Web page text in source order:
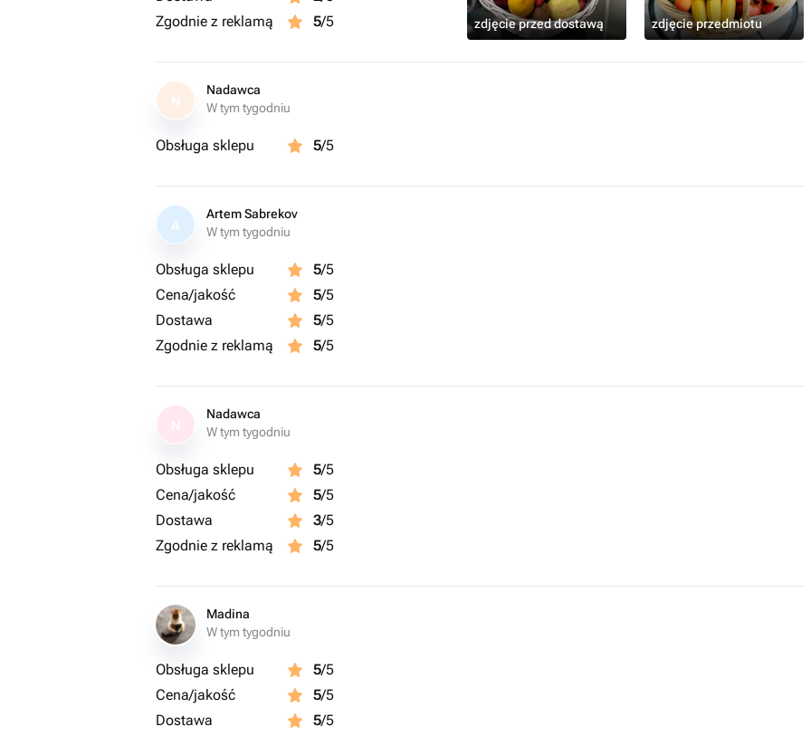
Zgodnie z reklamą
5/5 zdjęcie przed dostawą zdjęcie przedmiotu
N
Nadawca
W tym tygodniu
Obsługa sklepu 5/5
A
Artem Sabrekov
W tym tygodniu
Obsługa sklepu 5/5
Cena/jakość
5/5
Dostawa
5/5
Zgodnie z reklamą
5/5
Nadawca
W tym tygodniu
Obsługa sklepu 5/5
Cena/jakość
5/5
Dostawa
3/5
Zgodnie z reklamą
5/5
Madina
W tym tygodniu
Obsługa sklepu 5/5
Cena/jakość
5/5
Dostawa
5/5